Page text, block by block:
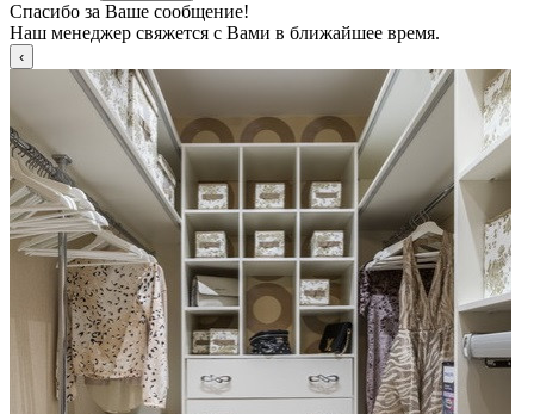
Спасибо за Ваше сообщение!
Наш менеджер свяжется с Вами в ближайшее время.